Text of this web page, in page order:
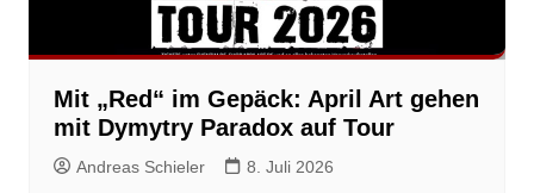
Mit „Red“ im Gepäck: April Art gehen
mit Dymytry Paradox auf Tour
Andreas Schieler 8. Juli 2026